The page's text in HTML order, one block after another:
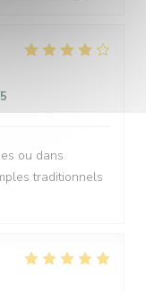
ou dans
traditionnels